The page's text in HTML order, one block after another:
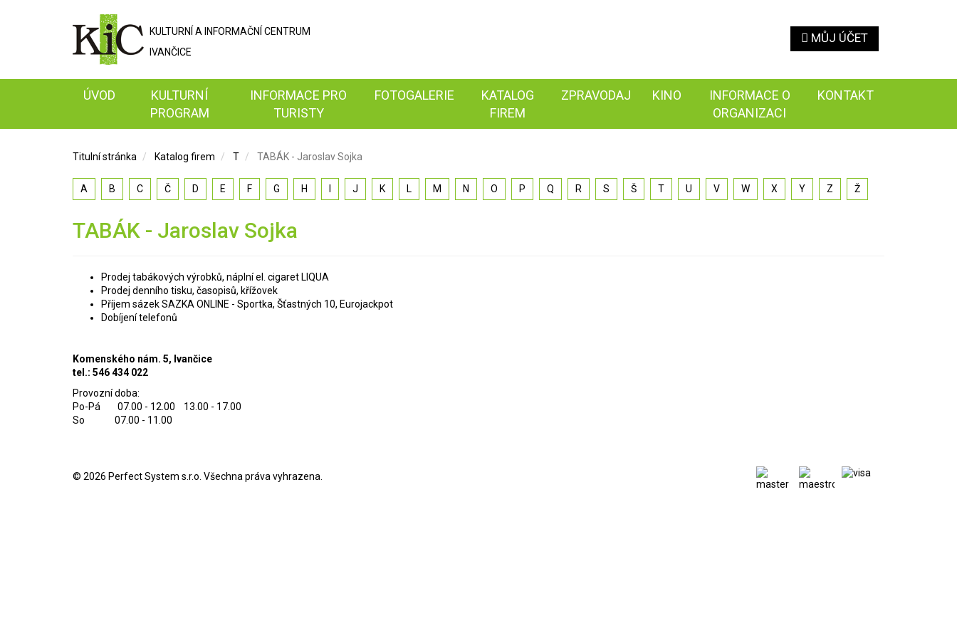
KULTURNÍ A INFORMAČNÍ CENTRUM
IVANČICE
MŮJ ÚČET
ÚVOD
KULTURNÍ
PROGRAM
INFORMACE PRO
TURISTY
FOTOGALERIE
KATALOG
FIREM
ZPRAVODAJ KINO
INFORMACE O
ORGANIZACI
KONTAKT
Titulní stránka Katalog firem T TABÁK - Jaroslav Sojka
A B C Č D E F G H J K L M N O P Q R S Š T U V W X Y Z Ž
TABÁK - Jaroslav Sojka
Prodej tabákových výrobků, náplní el. cigaret LIQUA
Prodej denního tisku, časopisů, křížovek
Příjem sázek SAZKA ONLINE - Sportka, Šťastných 10, Eurojackpot
Dobíjení telefonů
Komenského nám. 5, Ivančice
tel.: 546 434 022
Provozní doba:
Po-Pá 07.00 - 12.00 13.00 - 17.00
So 07.00 - 11.00
© 2026 Perfect System s.r.o . Všechna práva vyhrazena.